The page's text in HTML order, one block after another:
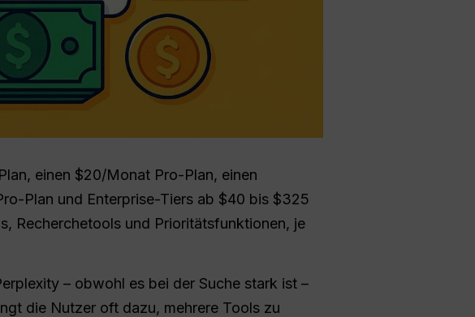
einen $20/Monat Pro-Plan, einen
Plan und Enterprise-Tiers ab $40 bis $325
Recherchetools und Prioritätsfunktionen, je
– obwohl es bei der Suche stark ist –
die Nutzer oft dazu, mehrere Tools zu